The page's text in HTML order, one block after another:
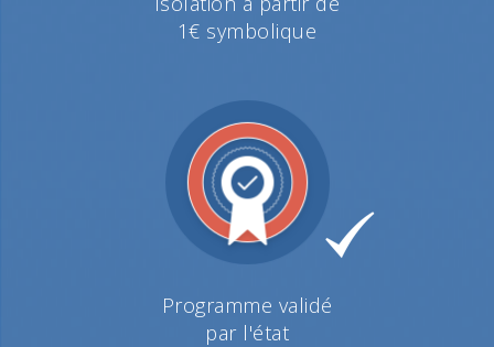
1€ symbolique
Programme validé
par l'état